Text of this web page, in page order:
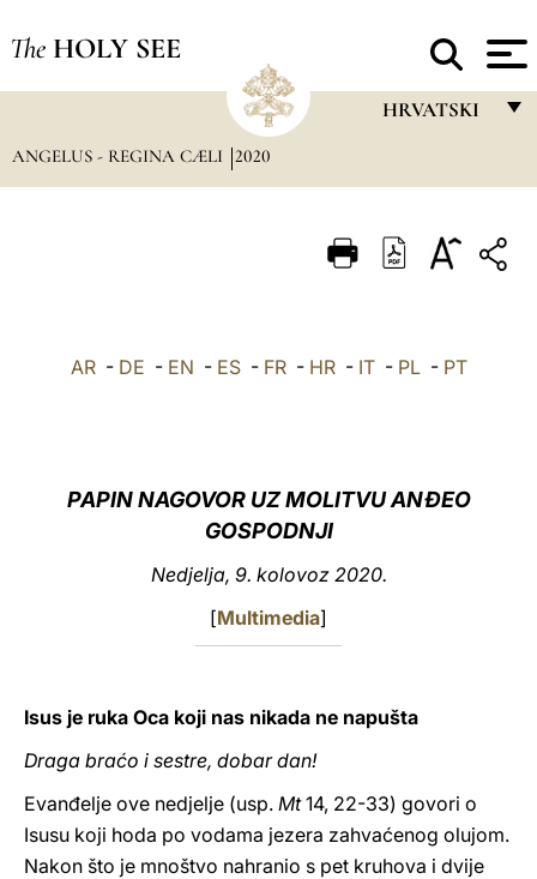
The HOLY SEE
HRVATSKI
ITALIANO
LATINE
ANGELUS - REGINA CÆLI 2020
AR- DE - EN - ES- FR- HR- IT- PL- PT
PAPIN NAGOVOR UZ MOLITVU ANĐEO
GOSPODNJI
Nedjelja, 9. kolovoz 2020.
[Multimedia]
Isus je ruka Oca koji nas nikada ne napušta
Draga braćo i sestre, dobar dan!
Evanđelje ove nedjelje (usp. Mt14, 22-33) govori o
Isusu koji hoda po vodama jezera zahvaćenog olujom.
Nakon što je mnoštvo nahranio s pet kruhova i dvije